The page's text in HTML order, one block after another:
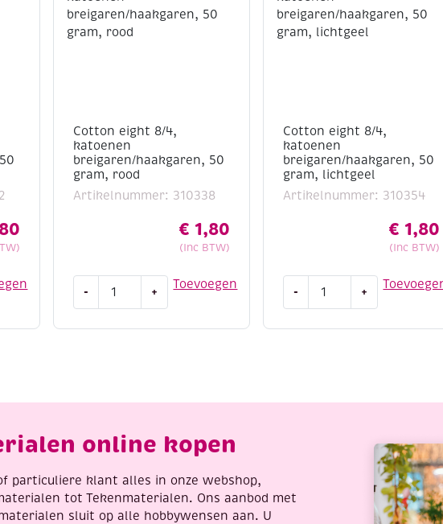
Cotton eight 8/4,
katoenen
breigaren/haakgaren, 50
gram, rood
Artikelnummer: 310338
€ 1,80
(Inc BTW)
Toevoegen
-
rood
+
Cotton eight 8/4,
katoenen
breigaren/haakgaren, 50
gram, lichtgeel
Artikelnummer: 310354
€ 1,80
(Inc BTW)
-
lichtgeel
+
online kopen
particuliere klant alles in onze webshop,
tot Tekenmaterialen. Ons aanbod met
sluit op alle hobbywensen aan. U